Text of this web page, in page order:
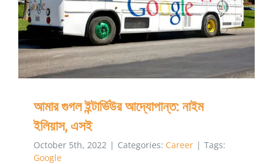
যেমন
হওয়া
উচিৎ
আমার গুগল ইন্টার্ভিউর আদ্যোপান্ত: নাইম ইলিয়াস, এসই
আমার গুগল ইন্টার্ভিউর আদ্যোপান্ত: নাইম
ইলিয়াস, এসই
October 5th, 2022 | Categories: Career | Tags:
Google